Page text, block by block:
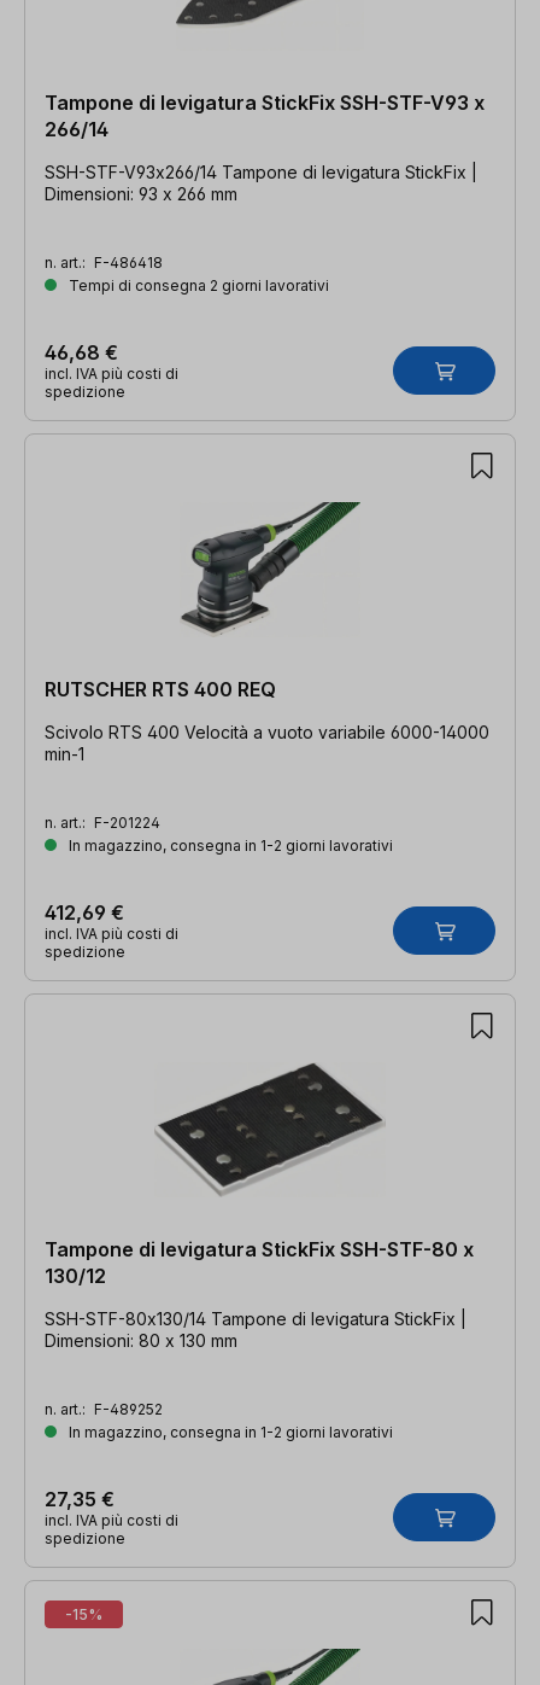
Tampone di levigatura StickFix SSH-STF-V93 x
266/14
SSH-STF-V93x266/14 Tampone di levigatura StickFix |
Dimensioni: 93 x 266 mm
n. art.: F-486418
Tempi di consegna 2 giorni lavorativi
46,68 €
incl. IVA più costi di
spedizione
RUTSCHER RTS 400 REQ
Scivolo RTS 400 Velocità a vuoto variabile 6000-14000
min-1
n. art.: F-201224
In magazzino, consegna in 1-2 giorni lavorativi
412,69 €
incl. IVA più costi di
spedizione
Tampone di levigatura StickFix SSH-STF-80 x
130/12
SSH-STF-80x130/14 Tampone di levigatura StickFix |
Dimensioni: 80 x 130 mm
n. art.: F-489252
In magazzino, consegna in 1-2 giorni lavorativi
27,35 €
incl. IVA più costi di
spedizione
-15%